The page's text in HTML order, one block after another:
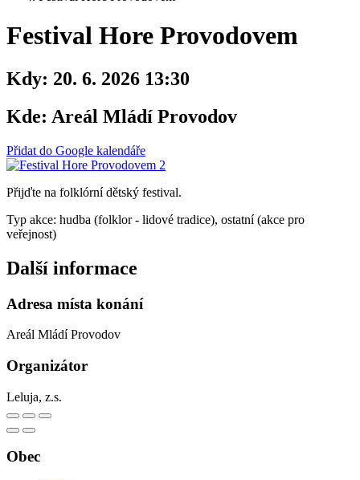
Festival Hore Provodovem
Kdy: 20. 6. 2026 13:30
Kde: Areál Mládí Provodov
Přidat do Google kalendáře
Přijďte na folklórní dětský festival.
Typ akce: hudba (folklor - lidové tradice), ostatní (akce pro
veřejnost)
Další informace
Adresa místa konání
Areál Mládí Provodov
Organizátor
Leluja, z.s.
Obec